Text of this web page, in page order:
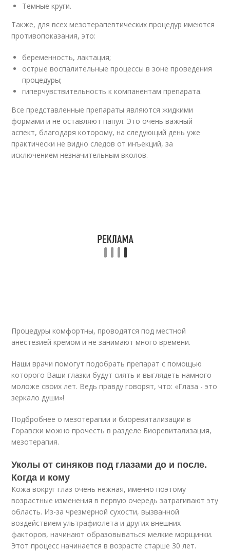
Темные круги.
Также, для всех мезотерапевтических процедур имеются
противопоказания, это:
беременность, лактация;
острые воспалительные процессы в зоне проведения
процедуры;
гиперчувствительность к компанентам препарата.
Все представленные препараты являются жидкими
формами и не оставляют папул. Это очень важный
аспект, благодаря которому, на следующий день уже
практически не видно следов от инъекций, за
исключением незначительным вколов.
Процедуры комфортны, проводятся под местной
анестезией кремом и не занимают много времени.
Наши врачи помогут подобрать препарат с помощью
которого Ваши глазки будут сиять и выглядеть намного
моложе своих лет. Ведь правду говорят, что: «Глаза - это
зеркало души»!
Подбробнее о мезотерапии и биоревитализации в
Горавски можно прочесть в разделе Биоревитализация,
мезотерапия.
Уколы от синяков под глазами до и после.
Когда и кому
Кожа вокруг глаз очень нежная, именно поэтому
возрастные изменения в первую очередь затрагивают эту
область. Из-за чрезмерной сухости, вызванной
воздействием ультрафиолета и других внешних
факторов, начинают образовываться мелкие морщинки.
Этот процесс начинается в возрасте старше 30 лет.